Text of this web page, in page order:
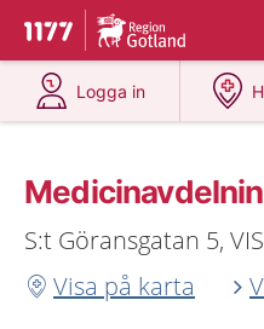
Till startsidan för 1177
Du har valt region
Logga in
på 1177.se
S:t Göransgatan 5,
Visa på karta